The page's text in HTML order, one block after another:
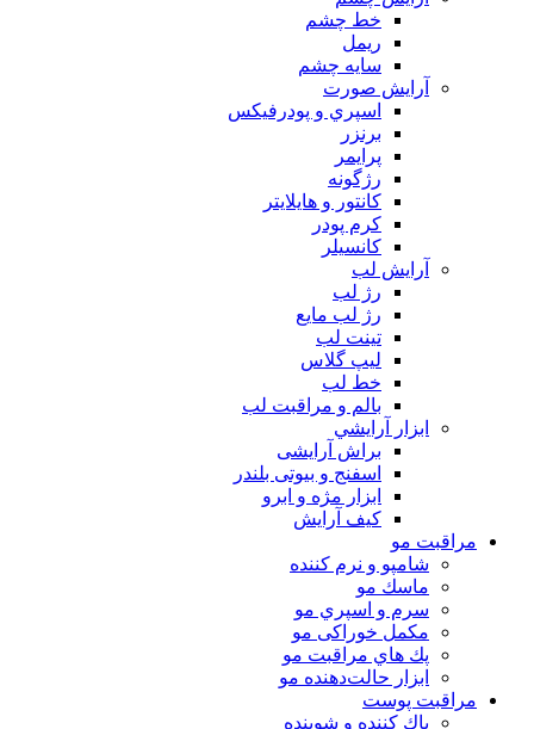
خط چشم
ريمل
سايه چشم
آرايش صورت
اسپري و پودرفيكس
برنزر
پرايمر
رژگونه
كانتور و هايلايتر
كرم پودر
كانسيلر
آرايش لب
رژ لب
رژ لب مایع
تینت لب
لیپ گلاس
خط لب
بالم و مراقبت لب
ابزار آرايشي
براش آرایشی
اسفنج و بیوتی بلندر
ابزار مژه و ابرو
کیف آرایش
مراقبت مو
شامپو و نرم كننده
ماسك مو
سرم و اسپري مو
مكمل خوراكی مو
پك هاي مراقبت مو
ابزار حالت‌دهنده مو
مراقبت پوست
پاك كننده و شوينده